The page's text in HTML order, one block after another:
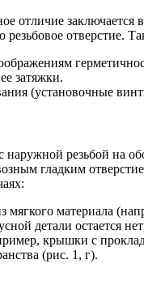
заключается
отверстие.
затяжки.
(установочные
наружной резьбой на
гладким
мягкого материала
детали остается
крышки с
(рис. 1, г).